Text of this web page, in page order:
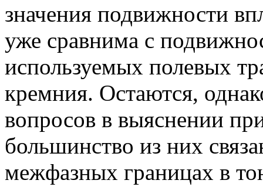
значения подвижности
уже сравнима с
используемых полевых
кремния. Остаются,
вопросов в выяснении
большинство из них
межфазных границах в